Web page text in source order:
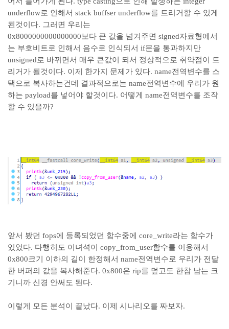
underflow로 인해서 stack buffser underflow를 트리거할 수 있게
된것이다. 그러면 우리는
0x8000000000000000보다 큰 값을 넘겨주면 signed자료형에서
는 부호비트로 인해서 음수로 인식되서 if문을 통과하지만
unsigned로 바뀌면서 매우 큰값이 되서 정상적으로 취약점이 트
리거가 될것이다. 이제 한가지 문제가 있다. name전역변수를 스
택으로 복사하는건데 결과적으로는 name전역변수에 우리가 원
하는 payload를 넣어야 할것이다. 어떻게 name전역변수를 조작
할 수 있을까?
앞서 봤던 fops에 등록되었던 함수중에 core_write라는 함수가
있었다. 다행히도 이녀셕이 copy_from_user함수를 이용해서
0x800크기 이하의 길이 한정해서 name전역변수로 우리가 전달
한 버퍼의 값을 복사해준다. 0x800은 rip를 덮고도 한참 남는 크
기니까 신경 안써도 된다.
이렇게 모든 분석이 끝났다. 이제 시나리오를 짜보자.